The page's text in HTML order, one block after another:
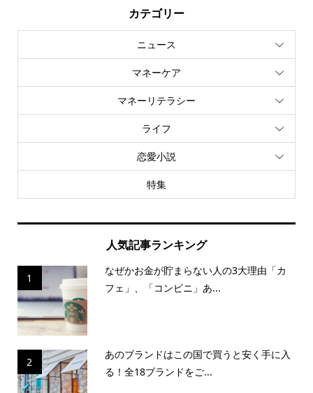
カテゴリー
ニュース
マネーケア
マネーリテラシー
ライフ
恋愛小説
特集
人気記事ランキング
1
なぜかお金が貯まらない人の3大理由「カ
フェ」、「コンビニ」あ...
2
あのブランドはこの国で買うと安く手に入
る！全18ブランドをご...